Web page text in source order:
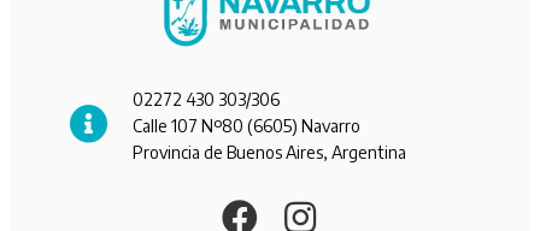
02272 430 303/306
Calle 107 Nº80 (6605) Navarro
Provincia de Buenos Aires, Argentina